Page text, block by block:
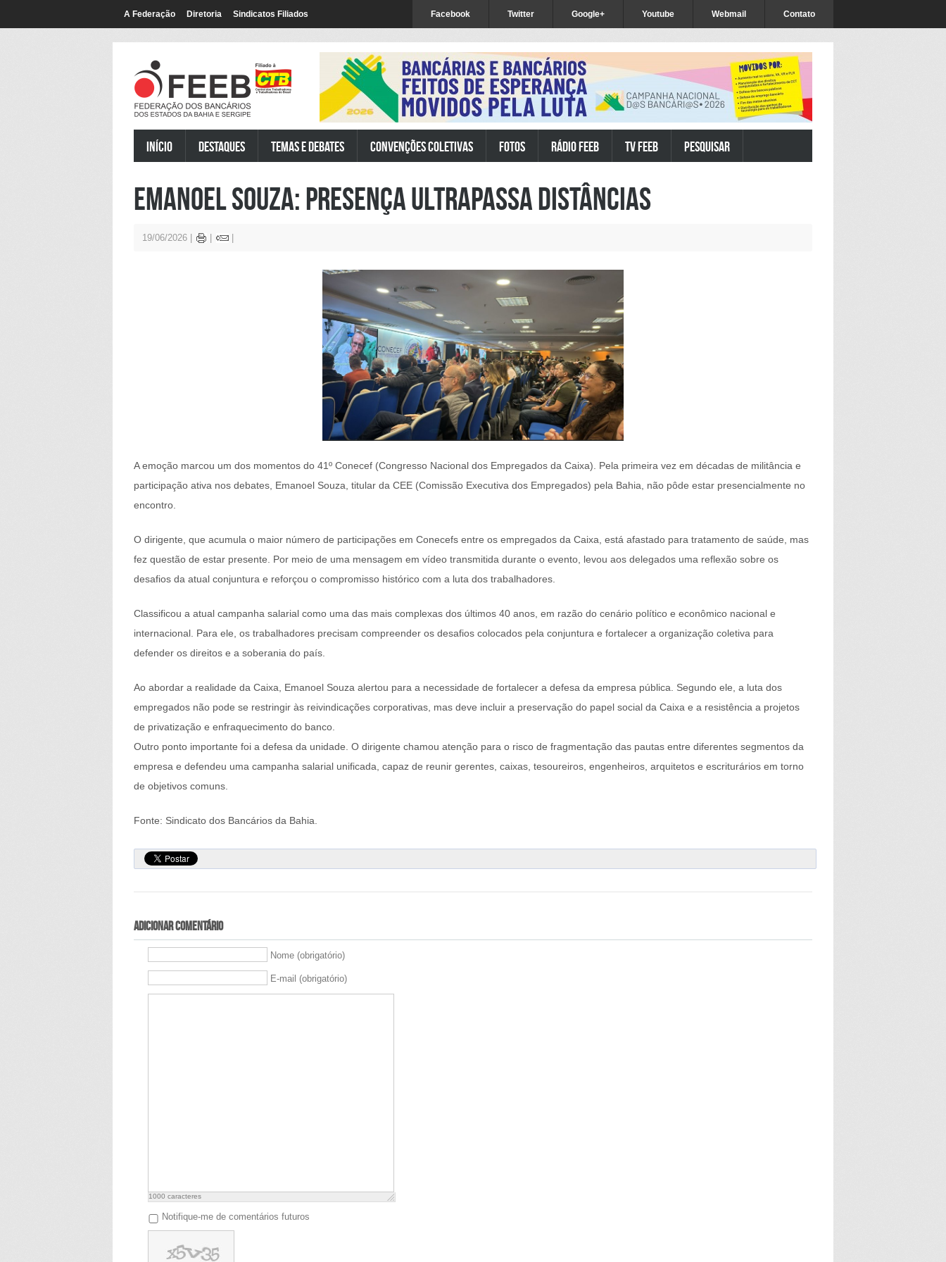
Início Destaques Temas e Debates Convenções Coletivas Fotos Rádio FEEB TV FEEB Pesquisar
Emanoel Souza: presença ultrapassa distâncias
19/06/2026
A emoção marcou um dos momentos do 41º Conecef (Congresso Nacional dos Empregados da Caixa). Pela primeira vez em décadas de militância e
participação ativa nos debates, Emanoel Souza, titular da CEE (Comissão Executiva dos Empregados) pela Bahia, não pôde estar presencialmente no
encontro.
O dirigente, que acumula o maior número de participações em Conecefs entre os empregados da Caixa, está afastado para tratamento de saúde, mas
fez questão de estar presente. Por meio de uma mensagem em vídeo transmitida durante o evento, levou aos delegados uma reflexão sobre os
desafios da atual conjuntura e reforçou o compromisso histórico com a luta dos trabalhadores.
Classificou a atual campanha salarial como uma das mais complexas dos últimos 40 anos, em razão do cenário político e econômico nacional e
internacional. Para ele, os trabalhadores precisam compreender os desafios colocados pela conjuntura e fortalecer a organização coletiva para
defender os direitos e a soberania do país.
Ao abordar a realidade da Caixa, Emanoel Souza alertou para a necessidade de fortalecer a defesa da empresa pública. Segundo ele, a luta dos
empregados não pode se restringir às reivindicações corporativas, mas deve incluir a preservação do papel social da Caixa e a resistência a projetos
de privatização e enfraquecimento do banco.
Outro ponto importante foi a defesa da unidade. O dirigente chamou atenção para o risco de fragmentação das pautas entre diferentes segmentos da
empresa e defendeu uma campanha salarial unificada, capaz de reunir gerentes, caixas, tesoureiros, engenheiros, arquitetos e escriturários em torno
de objetivos comuns.
Fonte: Sindicato dos Bancários da Bahia.
Adicionar comentário
Nome (obrigatório)
E-mail (obrigatório)
1000 caracteres
Notifique-me de comentários futuros
A Federação Diretoria Sindicatos Filiados Facebook Twitter Google+ Youtube Webmail Contato